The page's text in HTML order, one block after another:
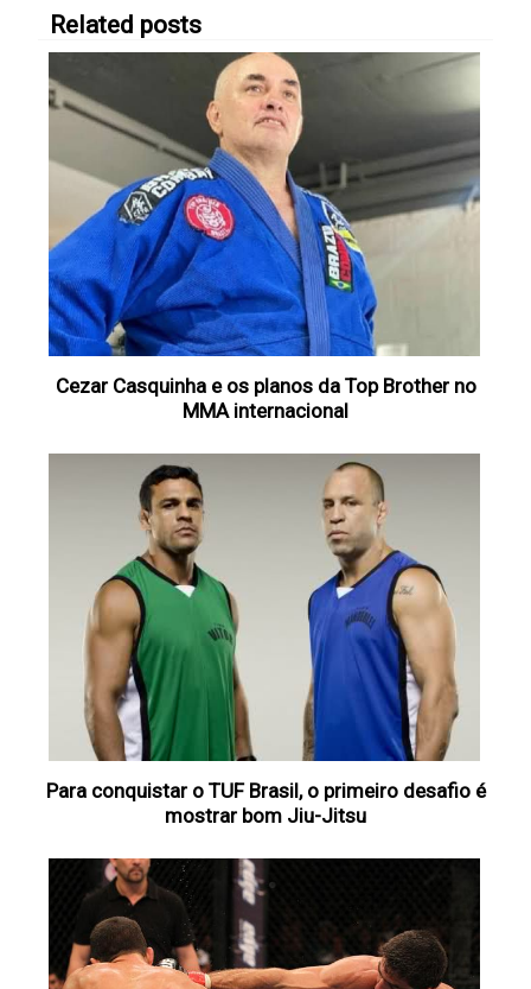
Related posts
Cezar Casquinha e os planos da Top Brother no
MMA internacional
Para conquistar o TUF Brasil, o primeiro desafio é
mostrar bom Jiu-Jitsu